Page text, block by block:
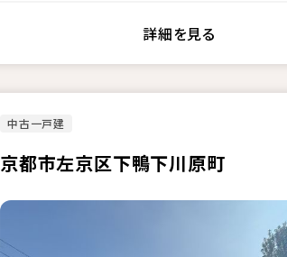
詳細を見る
中古一戸建
京都市左京区下鴨下川原町